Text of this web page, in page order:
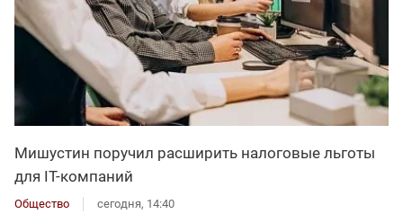
Мишустин поручил расширить налоговые льготы
для IT-компаний
Общество сегодня, 14:40